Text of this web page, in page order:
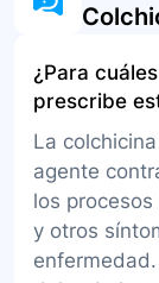
¿Para
prescribe
La
agente
los
y otros